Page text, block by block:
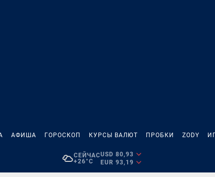
АФИША ГОРОСКОП КУРСЫ ВАЛЮТ ПРОБКИ ZODY
СЕЙЧАС
+26°C
USD 80,93
EUR 93,19